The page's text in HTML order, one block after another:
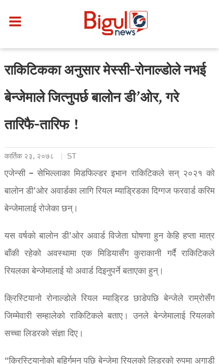
राकिटिकका अनुसार मेस्सी-रोनाल्डोले नभई
बेन्जेमाले जित्नुपर्छ बालोन डी’ओर, गरे
तारिफै-तारिफ !
कार्तिक २३, २०७८ ST
एजेन्सी – सेभिल्लाका मिडफिल्डर इभान राकिटिकले सन् २०२१ को
बालोन डी’ओर अवार्डका लागि रियल म्याड्रिडका दिग्गज फरवार्ड करिम
बेन्जेमालाई रोजेका छन्।
यस वर्षको बालोन डी’ओर अवार्ड विजेता घोषणा हुन केहि हप्ता मात्र
बाँकी रहेको अवस्थामा एक मिडियासँग कुराकानी गर्दै राकिटिकले
रियलका बेन्जेमालाई यो अवार्ड दिइनुपर्ने बताएका हुन्।
क्रिस्टियानो रोनाल्डोले रियल म्याड्रिड छाडेपछि बेन्जेले राम्रोसँग
जिम्मेवारी सम्हालेको राकिटिकले बताए। उनले बेन्जेमालाई रियलको
सच्चा लिडरको संज्ञा दिए।